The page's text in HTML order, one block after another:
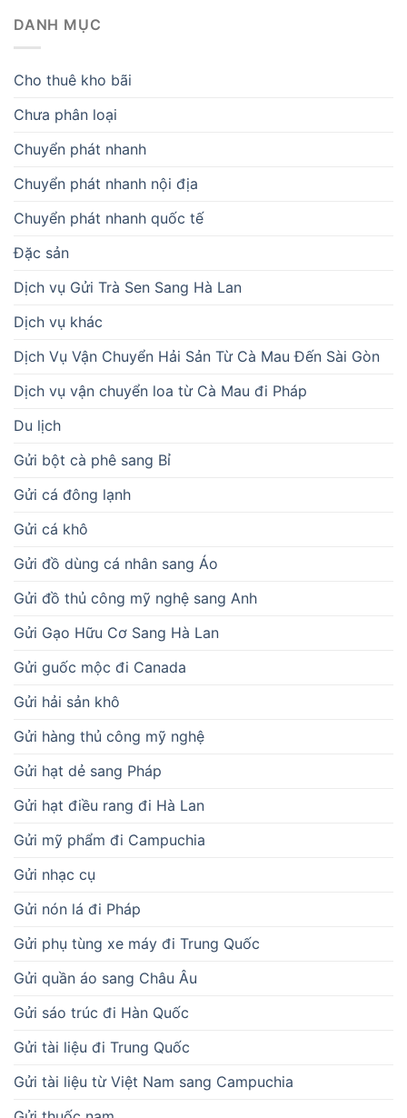
DANH MỤC
Cho thuê kho bãi
Chưa phân loại
Chuyển phát nhanh
Chuyển phát nhanh nội địa
Chuyển phát nhanh quốc tế
Đặc sản
Dịch vụ Gửi Trà Sen Sang Hà Lan
Dịch vụ khác
Dịch Vụ Vận Chuyển Hải Sản Từ Cà Mau Đến Sài Gòn
Dịch vụ vận chuyển loa từ Cà Mau đi Pháp
Du lịch
Gửi bột cà phê sang Bỉ
Gửi cá đông lạnh
Gửi cá khô
Gửi đồ dùng cá nhân sang Áo
Gửi đồ thủ công mỹ nghệ sang Anh
Gửi Gạo Hữu Cơ Sang Hà Lan
Gửi guốc mộc đi Canada
Gửi hải sản khô
Gửi hàng thủ công mỹ nghệ
Gửi hạt dẻ sang Pháp
Gửi hạt điều rang đi Hà Lan
Gửi mỹ phẩm đi Campuchia
Gửi nhạc cụ
Gửi nón lá đi Pháp
Gửi phụ tùng xe máy đi Trung Quốc
Gửi quần áo sang Châu Âu
Gửi sáo trúc đi Hàn Quốc
Gửi tài liệu đi Trung Quốc
Gửi tài liệu từ Việt Nam sang Campuchia